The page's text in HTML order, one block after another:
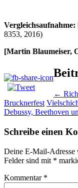
Vergleichsaufnahme:
8353, 2016)
[Martin Blaumeiser,
←
Brucknerfest
Debussy, Beethoven
Schreibe einen
Deine E-Mail-
Felder sind mit *
Kommentar *